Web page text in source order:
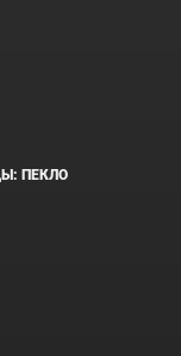
ПЕКЛО